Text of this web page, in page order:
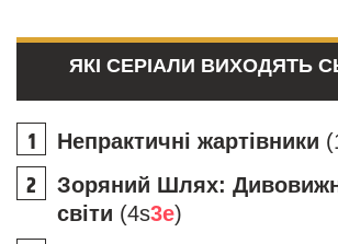
ЯКІ СЕРІАЛИ ВИХОДЯТЬ
Непрактичні жартівники
Зоряний Шлях:
світи (4s3e)